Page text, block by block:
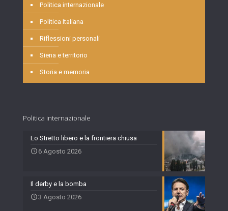
Politica internazionale
Politica Italiana
Riflessioni personali
Siena e territorio
Storia e memoria
Politica internazionale
Lo Stretto libero e la frontiera chiusa
6 Agosto 2026
Il derby e la bomba
3 Agosto 2026